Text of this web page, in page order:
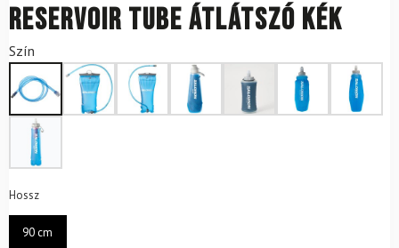
Reservoir Tube Átlátszó Kék
Szín
Hossz
90 cm